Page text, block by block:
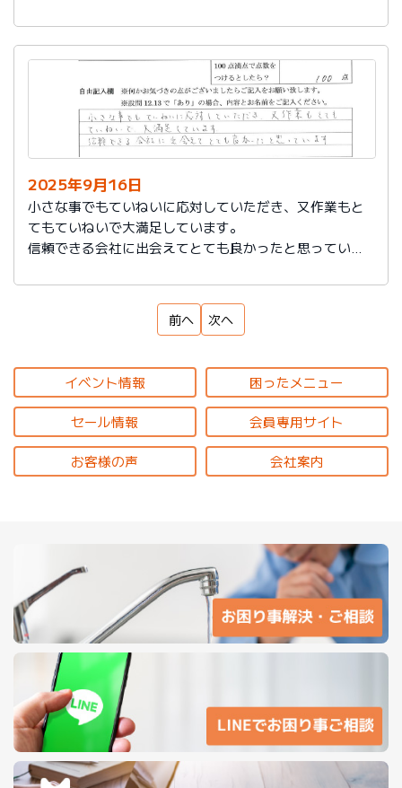
2025年9月16日
小さな事でもていねいに応対していただき、又作業もと
てもていねいで大満足しています。
信頼できる会社に出会えてとても良かったと思っていま
前へ 次へ
イベント情報 困ったメニュー
セール情報 会員専用サイト
お客様の声 会社案内